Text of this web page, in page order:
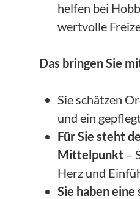
helfen bei
wertvolle
Das bringen Sie
Sie schätzen
und ein
Für Sie steht
Mittelpunkt –
Herz und
Sie haben eine